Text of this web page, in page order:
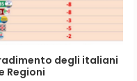
degli italiani
Regioni